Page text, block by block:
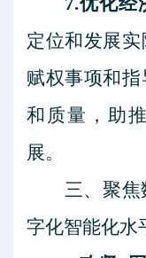
定位和发展
赋权事项和
和质量，助
展。
三、聚焦
字化智能化水